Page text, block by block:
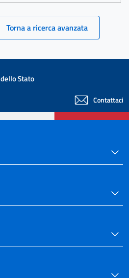
Torna a ricerca avanzata
Stato
Contattaci